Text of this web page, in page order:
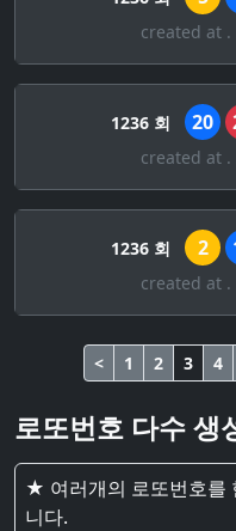
created at .
1236 회 20
created at .
1236 회 2
created at .
< 1 2 3 4
로또번호 다수 생
★ 여러개의 로또번호를
니다.